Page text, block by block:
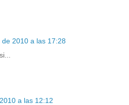
de 2010 a las 17:28
a las 12:12